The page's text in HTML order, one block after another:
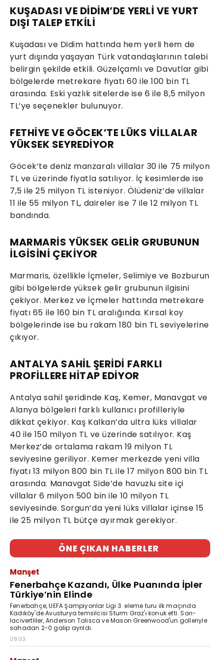
KUŞADASI VE DİDİM’DE YERLİ VE YURT
DIŞI TALEP ETKİLİ
Kuşadası ve Didim hattında hem yerli hem de
yurt dışında yaşayan Türk vatandaşlarının talebi
belirgin şekilde etkili. Güzelçamlı ve Davutlar gibi
bölgelerde metrekare fiyatı 60 ile 100 bin TL
arasında. Eski yazlık sitelerde ise 6 ile 8,5 milyon
TL’ye seçenekler bulunuyor.
FETHİYE VE GÖCEK’TE LÜKS VİLLALAR
YÜKSEK SEYREDİYOR
Göcek’te deniz manzaralı villalar 30 ile 75 milyon
TL ve üzerinde fiyatla satılıyor. İç kesimlerde ise
7,5 ile 25 milyon TL isteniyor. Ölüdeniz’de villalar
11 ile 55 milyon TL, daireler ise 7 ile 12 milyon TL
bandında.
MARMARİS YÜKSEK GELİR GRUBUNUN
İLGİSİNİ ÇEKİYOR
Marmaris, özellikle İçmeler, Selimiye ve Bozburun
gibi bölgelerde yüksek gelir grubunun ilgisini
çekiyor. Merkez ve İçmeler hattında metrekare
fiyatı 65 ile 160 bin TL aralığında. Kırsal koy
bölgelerinde ise bu rakam 180 bin TL seviyelerine
çıkıyor.
ANTALYA SAHİL ŞERİDİ FARKLI
PROFİLLERE HİTAP EDİYOR
Antalya sahil şeridinde Kaş, Kemer, Manavgat ve
Alanya bölgeleri farklı kullanıcı profilleriyle
dikkat çekiyor. Kaş Kalkan’da ultra lüks villalar
40 ile 150 milyon TL ve üzerinde satılıyor. Kaş
Merkez’de ortalama rakam 19 milyon TL
seviyesine geriliyor. Kemer merkezde yeni villa
fiyatı 13 milyon 800 bin TL ile 17 milyon 800 bin TL
arasında. Manavgat Side’de havuzlu site içi
villalar 6 milyon 500 bin ile 10 milyon TL
seviyesinde. Sorgun’da yeni lüks villalar içinse 15
ile 25 milyon TL bütçe ayırmak gerekiyor.
ÖNE ÇIKAN HABERLER
Manşet
Fenerbahçe Kazandı, Ülke Puanında İpler
Türkiye’nin Elinde
Fenerbahçe, UEFA Şampiyonlar Ligi 3. eleme turu ilk maçında
Kadıköy'de Avusturya temsilcisi Sturm Graz'ı konuk etti. Sarı-
lacivertliler, Anderson Talisca ve Mason Greenwood'un golleriyle
sahadan 2-0 galip ayrıldı.
09:03